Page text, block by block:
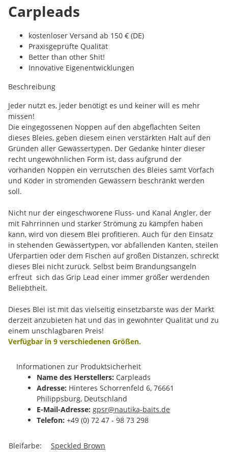
Carpleads
kostenloser Versand ab 150 € (DE)
Praxisgeprüfte Qualität
Better than other Shit!
Innovative Eigenentwicklungen
Beschreibung
Jeder nutzt es, jeder benötigt es und keiner will es mehr
missen!
Die eingegossenen Noppen auf den abgeflachten Seiten
dieses Bleies, geben diesem einen verstärkten Halt auf den
Gründen aller Gewässertypen. Der Gedanke hinter dieser
recht ungewöhnlichen Form ist, dass aufgrund der
vorhanden Noppen ein verrutschen des Bleies samt Vorfach
und Köder in strömenden Gewässern beschränkt werden
soll.
Nicht nur der eingeschworene Fluss- und Kanal Angler, der
mit Fahrrinnen und starker Strömung zu kämpfen haben
kann, wird von diesem Blei profitieren. Auch für den Einsatz
in stehenden Gewässertypen, vor abfallenden Kanten, steilen
Uferpartien oder dem Fischen auf großen Distanzen, schreckt
dieses Blei nicht zurück. Selbst beim Brandungsangeln
erfreut sich das Grip Lead einer immer größer werdenden
Beliebtheit.
Dieses Blei ist mit das vielseitig einsetzbarste was der Markt
derzeit anzubieten hat und das in gewohnter Qualität und zu
einem unschlagbaren Preis!
Verfügbar in 9 verschiedenen Größen.
Informationen zur Produktsicherheit
Name des Herstellers: Carpleads
Adresse: Hinteres Schorrenfeld 6, 76661
Philippsburg, Deutschland
E-Mail-Adresse: gpsr@nautika-baits.de
Telefon: +49 (0) 72 47 - 98 73 298
Produkteigenschaft
Wert
Bleifarbe:
Speckled Brown